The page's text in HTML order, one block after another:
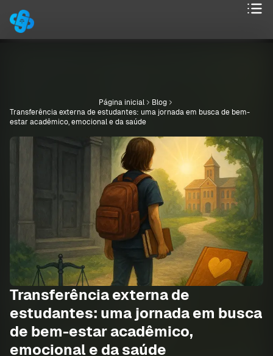
Página inicial
Blog
Transferência externa de estudantes: uma jornada em busca de bem-
estar acadêmico, emocional e da saúde
Transferência externa de
estudantes: uma jornada em busca
de bem-estar acadêmico,
emocional e da saúde